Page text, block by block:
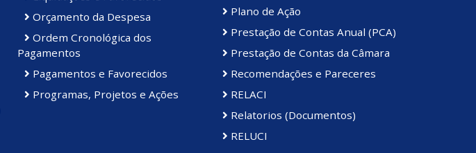
Orçamento da Despesa
Ordem Cronológica dos
Pagamentos
Pagamentos e Favorecidos
Programas, Projetos e Ações
Plano de Ação
Prestação de Contas Anual (PCA)
Prestação de Contas da Câmara
Recomendações e Pareceres
RELACI
Relatorios (Documentos)
RELUCI